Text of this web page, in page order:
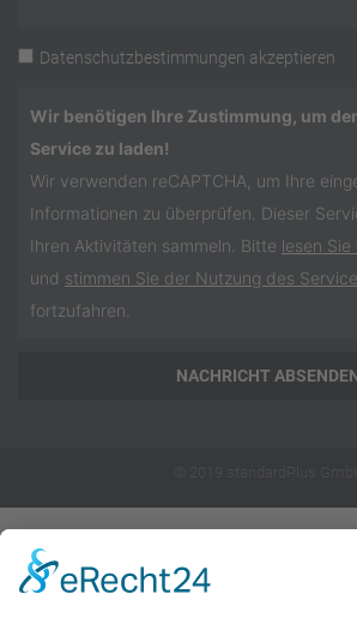
Datenschutz
Datenschutzbestimmungen akzeptieren
Wir benötigen Ihre Zustimmung, um
Service zu laden!
Wir verwenden reCAPTCHA, um Ihre
Informationen zu überprüfen. Dieser
Ihren Aktivitäten sammeln. Bitte lesen
und stimmen Sie der Nutzung des
fortzufahren.
NACHRICHT